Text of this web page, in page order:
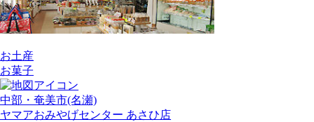
お土産
お菓子
中部・奄美市(名瀬)
ヤマアおみやげセンター あさひ店